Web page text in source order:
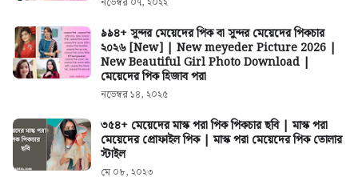
৯৯৪+ সুন্দর মেয়েদের পিক বা সুন্দর মেয়েদের পিকচার
২০২৬ [New] | New meyeder Picture 2026 |
New Beautiful Girl Photo Download |
মেয়েদের পিক হিজাব পরা
নভেম্বর ১৪, ২০২৫
৩৫৪+ মেয়েদের মাস্ক পরা পিক পিকচার ছবি | মাস্ক পরা
মেয়েদের প্রোফাইল পিক | মাস্ক পরা মেয়েদের পিক তোলার
স্টাইল
মে ০৮, ২০২৩